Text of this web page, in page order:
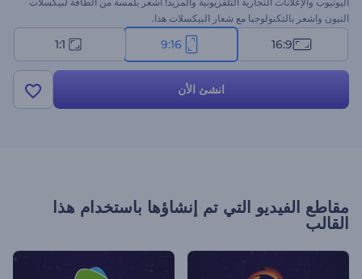
النيون واشعر بالتكنولوجيا مع شعار البيكسلات هذا.
16:9
9:16
1:1
انشئ الأن
مقاطع الفيديو التي تم إنشاؤها باستخدام هذا
القالب